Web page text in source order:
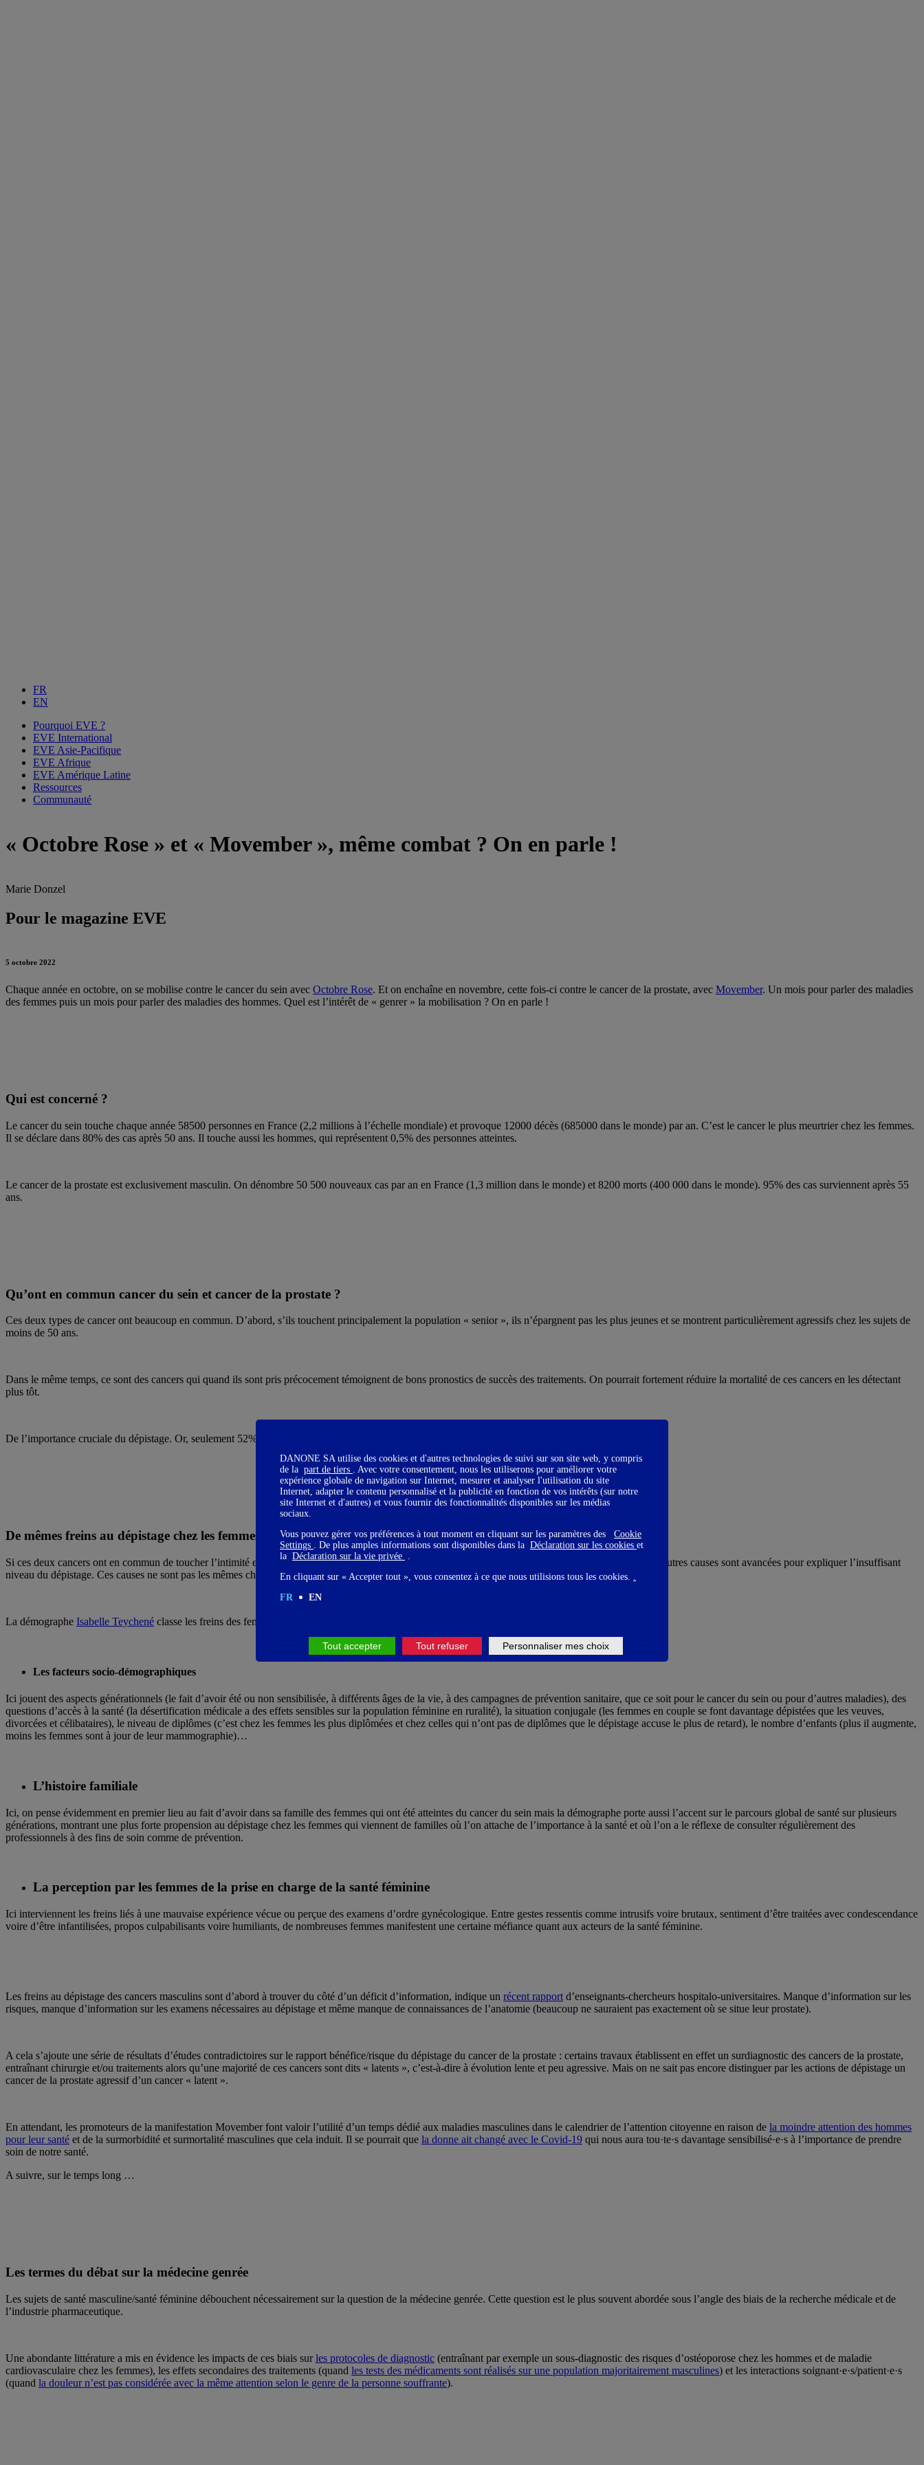
FR
EN
Pourquoi EVE ?
EVE International
EVE Asie-Pacifique
EVE Afrique
EVE Amérique Latine
Ressources
Communauté
« Octobre Rose » et « Movember », même combat ? On en parle !
Marie Donzel
Pour le magazine EVE
5 octobre 2022
Chaque année en octobre, on se mobilise contre le cancer du sein avec Octobre Rose. Et on enchaîne en novembre, cette fois-ci contre le cancer de la prostate, avec Movember. Un mois pour parler des maladies
des femmes puis un mois pour parler des maladies des hommes. Quel est l’intérêt de « genrer » la mobilisation ? On en parle !
Qui est concerné ?
Le cancer du sein touche chaque année 58500 personnes en France (2,2 millions à l’échelle mondiale) et provoque 12000 décès (685000 dans le monde) par an. C’est le cancer le plus meurtrier chez les femmes.
Il se déclare dans 80% des cas après 50 ans. Il touche aussi les hommes, qui représentent 0,5% des personnes atteintes.
Le cancer de la prostate est exclusivement masculin. On dénombre 50 500 nouveaux cas par an en France (1,3 million dans le monde) et 8200 morts (400 000 dans le monde). 95% des cas surviennent après 55
ans.
Qu’ont en commun cancer du sein et cancer de la prostate ?
Ces deux types de cancer ont beaucoup en commun. D’abord, s’ils touchent principalement la population « senior », ils n’épargnent pas les plus jeunes et se montrent particulièrement agressifs chez les sujets de
moins de 50 ans.
Dans le même temps, ce sont des cancers qui quand ils sont pris précocement témoignent de bons pronostics de succès des traitements. On pourrait fortement réduire la mortalité de ces cancers en les détectant
plus tôt.
De l’importance cruciale du dépistage. Or, seulement 52% des femmes et 42% des hommes en âge de se faire dépister font les examens.
De mêmes freins au dépistage chez les femmes et chez les hommes ?
Si ces deux cancers ont en commun de toucher l’intimité et la santé sexuelle, ce qui peut en soi constituer un motif d’appréhension pour tout individu, d’autres causes sont avancées pour expliquer l’insuffisant
niveau du dépistage. Ces causes ne sont pas les mêmes chez les femmes et chez les hommes.
La démographe Isabelle Teychené classe les freins des femmes au dépistage du cancer du sein en 3 catégories :
Les facteurs socio-démographiques
Ici jouent des aspects générationnels (le fait d’avoir été ou non sensibilisée, à différents âges de la vie, à des campagnes de prévention sanitaire, que ce soit pour le cancer du sein ou pour d’autres maladies), des
questions d’accès à la santé (la désertification médicale a des effets sensibles sur la population féminine en ruralité), la situation conjugale (les femmes en couple se font davantage dépistées que les veuves,
divorcées et célibataires), le niveau de diplômes (c’est chez les femmes les plus diplômées et chez celles qui n’ont pas de diplômes que le dépistage accuse le plus de retard), le nombre d’enfants (plus il augmente,
moins les femmes sont à jour de leur mammographie)…
L’histoire familiale
Ici, on pense évidemment en premier lieu au fait d’avoir dans sa famille des femmes qui ont été atteintes du cancer du sein mais la démographe porte aussi l’accent sur le parcours global de santé sur plusieurs
générations, montrant une plus forte propension au dépistage chez les femmes qui viennent de familles où l’on attache de l’importance à la santé et où l’on a le réflexe de consulter régulièrement des
professionnels à des fins de soin comme de prévention.
La perception par les femmes de la prise en charge de la santé féminine
Ici interviennent les freins liés à une mauvaise expérience vécue ou perçue des examens d’ordre gynécologique. Entre gestes ressentis comme intrusifs voire brutaux, sentiment d’être traitées avec condescendance
voire d’être infantilisées, propos culpabilisants voire humiliants, de nombreuses femmes manifestent une certaine méfiance quant aux acteurs de la santé féminine.
Les freins au dépistage des cancers masculins sont d’abord à trouver du côté d’un déficit d’information, indique un récent rapport d’enseignants-chercheurs hospitalo-universitaires. Manque d’information sur les
risques, manque d’information sur les examens nécessaires au dépistage et même manque de connaissances de l’anatomie (beaucoup ne sauraient pas exactement où se situe leur prostate).
A cela s’ajoute une série de résultats d’études contradictoires sur le rapport bénéfice/risque du dépistage du cancer de la prostate : certains travaux établissent en effet un surdiagnostic des cancers de la prostate,
entraînant chirurgie et/ou traitements alors qu’une majorité de ces cancers sont dits « latents », c’est-à-dire à évolution lente et peu agressive. Mais on ne sait pas encore distinguer par les actions de dépistage un
cancer de la prostate agressif d’un cancer « latent ».
En attendant, les promoteurs de la manifestation Movember font valoir l’utilité d’un temps dédié aux maladies masculines dans le calendrier de l’attention citoyenne en raison de la moindre attention des hommes
pour leur santé et de la surmorbidité et surmortalité masculines que cela induit. Il se pourrait que la donne ait changé avec le Covid-19 qui nous aura tou·te·s davantage sensibilisé·e·s à l’importance de prendre
soin de notre santé.
A suivre, sur le temps long …
Les termes du débat sur la médecine genrée
Les sujets de santé masculine/santé féminine débouchent nécessairement sur la question de la médecine genrée. Cette question est le plus souvent abordée sous l’angle des biais de la recherche médicale et de
l’industrie pharmaceutique.
Une abondante littérature a mis en évidence les impacts de ces biais surles protocoles de diagnostic (entraînant par exemple un sous-diagnostic des risques d’ostéoporose chez les hommes et de maladie
cardiovasculaire chez les femmes), les effets secondaires des traitements (quand les tests des médicaments sont réalisés sur une population majoritairement masculines) et les interactions soignant·e·s/patient·e·s
(quand la douleur n’est pas considérée avec la même attention selon le genre de la personne souffrante).
DANONE SA utilise des cookies et d'autres technologies de suivi sur son site web, y compris
de la part de tiers . Avec votre consentement, nous les utiliserons pour améliorer votre
expérience globale de navigation sur Internet, mesurer et analyser l'utilisation du site
Internet, adapter le contenu personnalisé et la publicité en fonction de vos intérêts (sur notre
site Internet et d'autres) et vous fournir des fonctionnalités disponibles sur les médias
sociaux.
Vous pouvez gérer vos préférences à tout moment en cliquant sur les paramètres des Cookie
Settings . De plus amples informations sont disponibles dans la Déclaration sur les cookies et
la Déclaration sur la vie privée .
En cliquant sur « Accepter tout », vous consentez à ce que nous utilisions tous les cookies. .
FR
EN
Tout accepter Tout refuser Personnaliser mes choix